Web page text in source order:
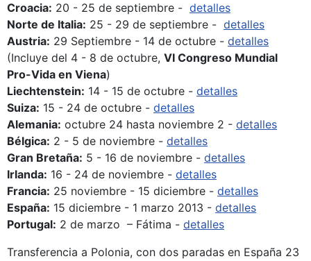
Croacia: 20 - 25 de septiembre - detalles
Norte de Italia: 25 - 29 de septiembre - detalles
Austria: 29 Septiembre - 14 de octubre - detalles
(Incluye del 4 - 8 de octubre, VI Congreso Mundial
Pro-Vida en Viena)
Liechtenstein: 14 - 15 de octubre - detalles
Suiza: 15 - 24 de octubre - detalles
Alemania: octubre 24 hasta noviembre 2 - detalles
Bélgica: 2 - 5 de noviembre - detalles
Gran Bretaña: 5 - 16 de noviembre - detalles
Irlanda: 16 - 24 de noviembre - detalles
Francia: 25 noviembre - 15 diciembre - detalles
España: 15 diciembre - 1 marzo 2013 - detalles
Portugal: 2 de marzo – Fátima - detalles
Transferencia a Polonia, con dos paradas en España 23